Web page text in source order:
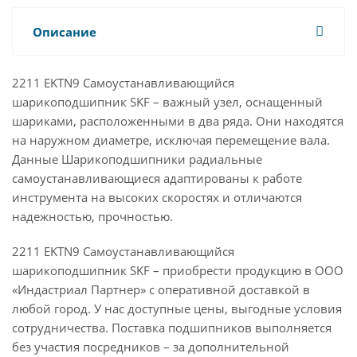
Описание
2211 EKTN9 Самоустанавливающийся
шарикоподшипник SKF – важный узел, оснащенный
шариками, расположенными в два ряда. Они находятся
на наружном диаметре, исключая перемещение вала.
Данные Шарикоподшипники радиальные
самоустанавливающиеся адаптированы к работе
инструмента на высоких скоростях и отличаются
надежностью, прочностью.
2211 EKTN9 Самоустанавливающийся
шарикоподшипник SKF – приобрести продукцию в ООО
«Индастриал Партнер» с оперативной доставкой в
любой город. У нас доступные цены, выгодные условия
сотрудничества. Поставка подшипников выполняется
без участия посредников – за дополнительной